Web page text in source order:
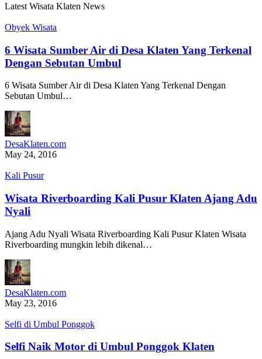
Latest Wisata Klaten News
Obyek Wisata
6 Wisata Sumber Air di Desa Klaten Yang Terkenal
Dengan Sebutan Umbul
6 Wisata Sumber Air di Desa Klaten Yang Terkenal Dengan
Sebutan Umbul…
DesaKlaten.com
May 24, 2016
Kali Pusur
Wisata Riverboarding Kali Pusur Klaten Ajang Adu
Nyali
Ajang Adu Nyali Wisata Riverboarding Kali Pusur Klaten Wisata
Riverboarding mungkin lebih dikenal…
DesaKlaten.com
May 23, 2016
Selfi di Umbul Ponggok
Selfi Naik Motor di Umbul Ponggok Klaten